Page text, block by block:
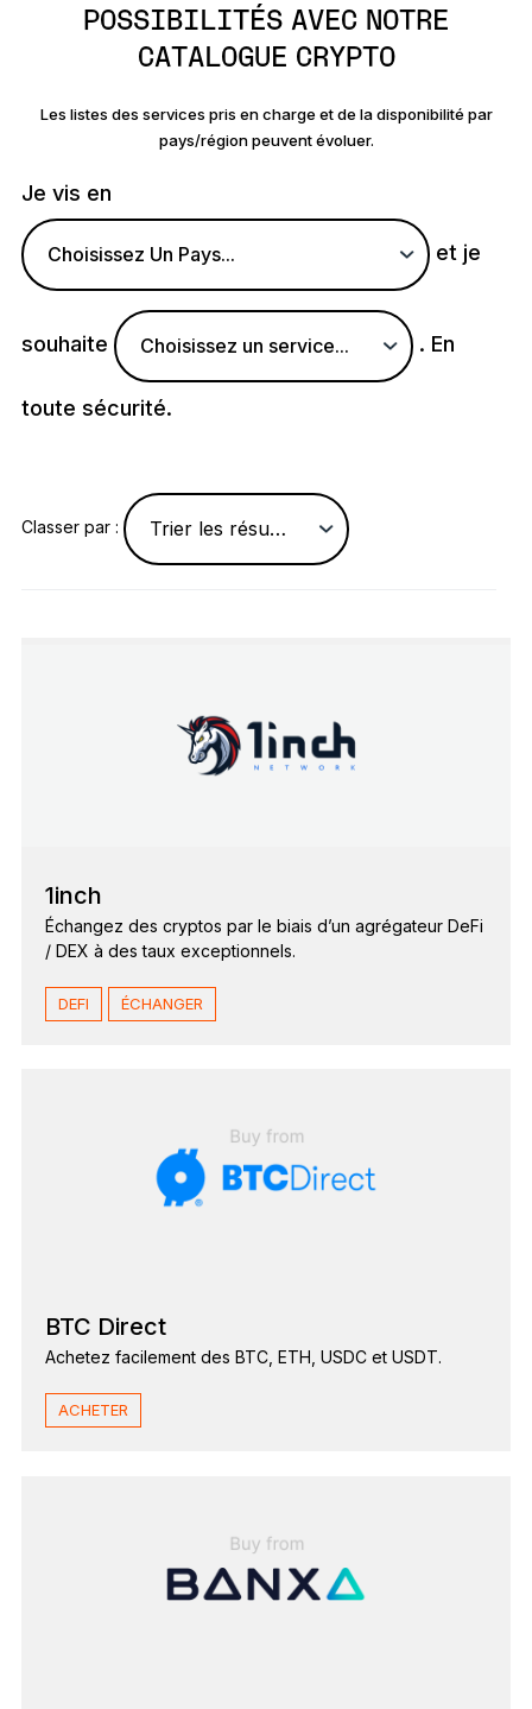
POSSIBILITÉS AVEC NOTRE
CATALOGUE CRYPTO
Les listes des services pris en charge et de la disponibilité par
pays/région peuvent évoluer.
Je vis en
Choisissez Un Pays... et je
souhaite Choisissez un service... . En
toute sécurité.
Classer par : Trier les résultats...
1inch
Échangez des cryptos par le biais d’un agrégateur DeFi
/ DEX à des taux exceptionnels.
DEFI ÉCHANGER
BTC Direct
Achetez facilement des BTC, ETH, USDC et USDT.
ACHETER